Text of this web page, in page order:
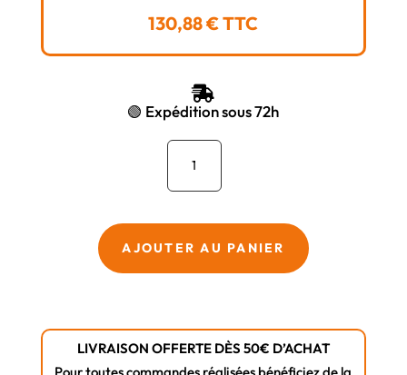
130,88€TTC

🟢 Expédition sous 72h
quantité
ESCABEAU
N.
M
-
AJOUTER AU PANIER
LIVRAISON OFFERTE DÈS 50€ D’ACHAT
Pour toutes commandes réalisées bénéficiez de la